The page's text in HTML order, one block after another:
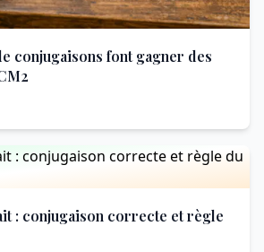
conjugaisons font gagner des
: conjugaison correcte et règle